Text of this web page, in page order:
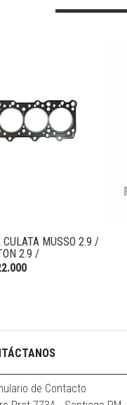
CULATA MUSSO 2.9 /
2.9 /
de Contacto